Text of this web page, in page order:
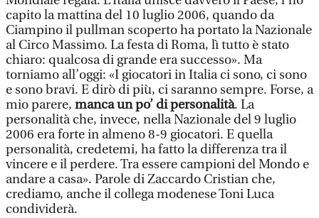
capito la mattina del 10 luglio 2006, quando da
Ciampino il pullman scoperto ha portato la Nazionale
al Circo Massimo. La festa di Roma, lì tutto è stato
chiaro: qualcosa di grande era successo». Ma
torniamo all’oggi: «I giocatori in Italia ci sono, ci sono
e sono bravi. E dirò di più, ci saranno sempre. Forse, a
mio parere, manca un po’ di personalità. La
personalità che, invece, nella Nazionale del 9 luglio
2006 era forte in almeno 8-9 giocatori. E quella
personalità, credetemi, ha fatto la differenza tra il
vincere e il perdere. Tra essere campioni del Mondo e
andare a casa». Parole di Zaccardo Cristian che,
crediamo, anche il collega modenese Toni Luca
condividerà.